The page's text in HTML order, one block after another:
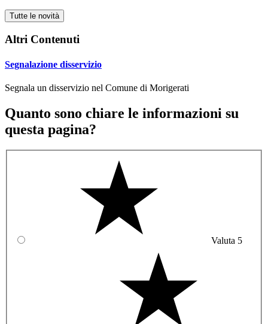
Tutte le novità
Altri Contenuti
Segnalazione disservizio
Segnala un disservizio nel Comune di Morigerati
Quanto sono chiare le informazioni su
questa pagina?
Valuta 5